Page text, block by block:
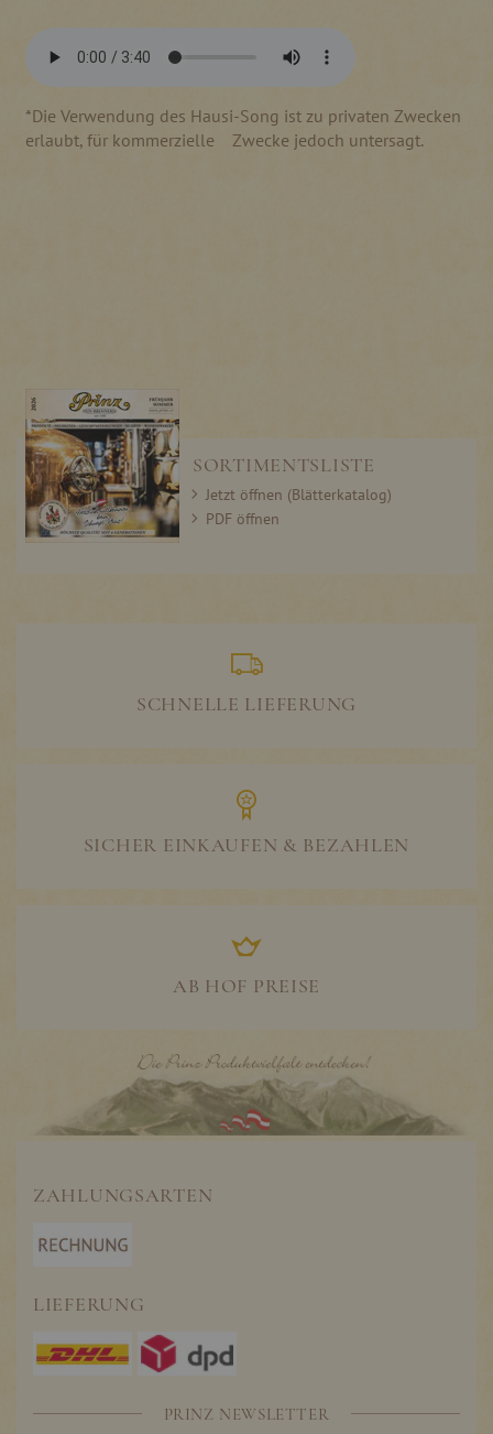
*Die Verwendung des Hausi-Song ist zu privaten Zwecken
erlaubt, für kommerzielle Zwecke jedoch untersagt.
SORTIMENTSLISTE
Jetzt öffnen (Blätterkatalog)
PDF öffnen
SCHNELLE LIEFERUNG
SICHER EINKAUFEN & BEZAHLEN
AB HOF PREISE
ZAHLUNGSARTEN
LIEFERUNG
PRINZ NEWSLETTER